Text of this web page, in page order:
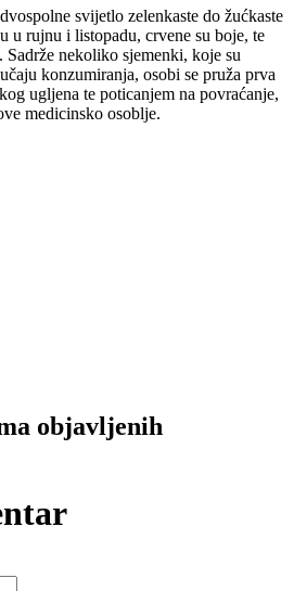
svijetlo zelenkaste do žućkaste
u rujnu i listopadu, crvene su boje, te
nekoliko sjemenki, koje su
konzumiranja, osobi se pruža prva
ugljena te poticanjem na povraćanje,
medicinsko osoblje.
objavljenih